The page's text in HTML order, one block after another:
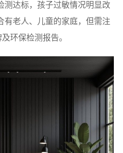
测达标，孩子过敏情况明显改
有老人、儿童的家庭，但需注
环保检测报告。